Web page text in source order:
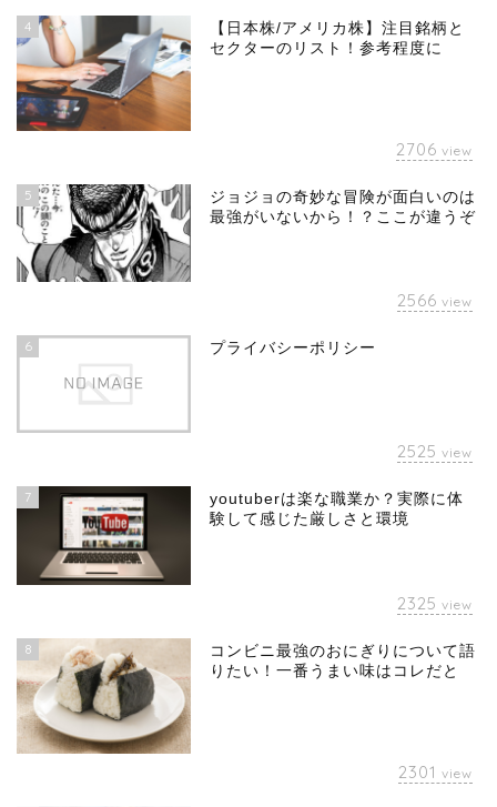
4
【日本株/アメリカ株】注目銘柄と
セクターのリスト！参考程度に
2706 view
5
ジョジョの奇妙な冒険が面白いのは
最強がいないから！？ここが違うぞ
2566 view
6 プライバシーポリシー
2525 view
7
youtuberは楽な職業か？実際に体
験して感じた厳しさと環境
2325 view
8
コンビニ最強のおにぎりについて語
りたい！一番うまい味はコレだと
2301 view